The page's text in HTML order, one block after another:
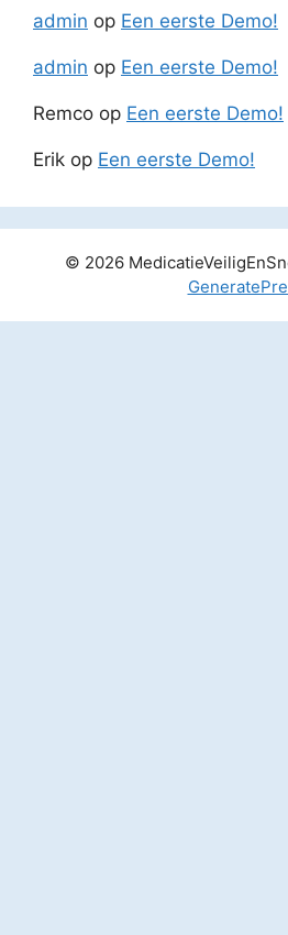
admin op Een eerste Demo!
admin op Een eerste Demo!
Remco op Een eerste Demo!
Erik op Een eerste Demo!
© 2026